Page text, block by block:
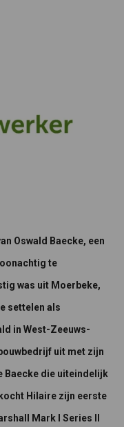
Oswald Baecke, een
te
was uit Moerbeke,
settelen als
in West-Zeeuws-
uit met zijn
Baecke die uiteindelijk
Hilaire zijn eerste
Mark I Series II